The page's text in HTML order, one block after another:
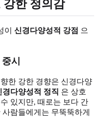
강한 정의감
이 신경다양성적 강점 으
시
한 강한 경향은 신경다양
경다양성적 정직 은 상호
있지만, 때로는 보다 간
람들에게는 무뚝뚝하게